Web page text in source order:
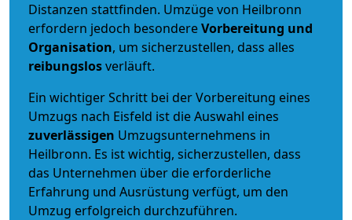
Distanzen stattfinden. Umzüge von Heilbronn
erfordern jedoch besondereVorbereitung und
Organisation, um sicherzustellen, dass alles
reibungslosverläuft.
Ein wichtiger Schritt bei der Vorbereitung eines
Umzugs nach Eisfeld ist die Auswahl eines
zuverlässigen Umzugsunternehmens in
Heilbronn. Es ist wichtig, sicherzustellen, dass
das Unternehmen über die erforderliche
Erfahrung und Ausrüstung verfügt, um den
Umzug erfolgreich durchzuführen.